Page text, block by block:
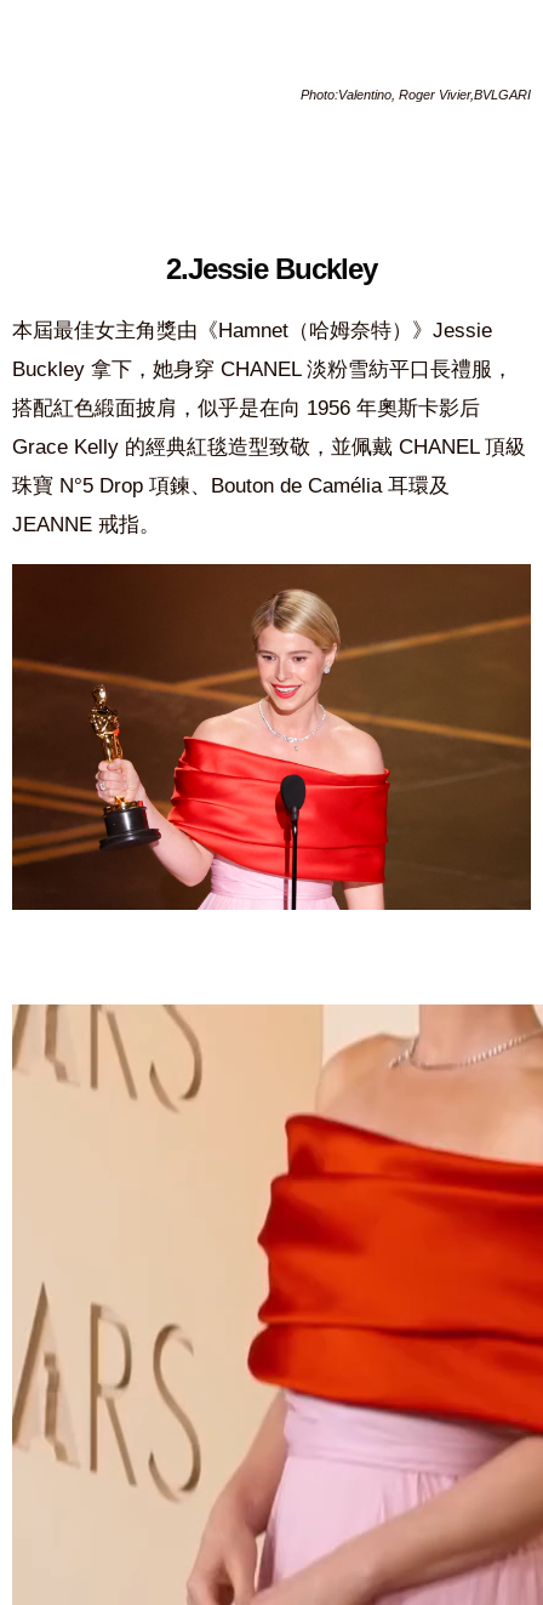
Photo:Valentino, Roger Vivier,BVLGARI
2.Jessie Buckley
本屆最佳女主角獎由《Hamnet（哈姆奈特）》Jessie
Buckley 拿下，她身穿 CHANEL 淡粉雪紡平口長禮服，
搭配紅色緞面披肩，似乎是在向 1956 年奧斯卡影后
Grace Kelly 的經典紅毯造型致敬，並佩戴 CHANEL 頂級
珠寶 N°5 Drop 項鍊、Bouton de Camélia 耳環及
JEANNE 戒指。